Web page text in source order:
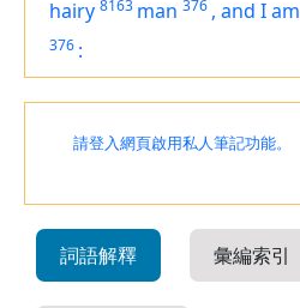
hairy 8163 man 376 , and Iam
376 :
請登入網頁啟用私人筆記功能。
詞語解釋 彙編索引